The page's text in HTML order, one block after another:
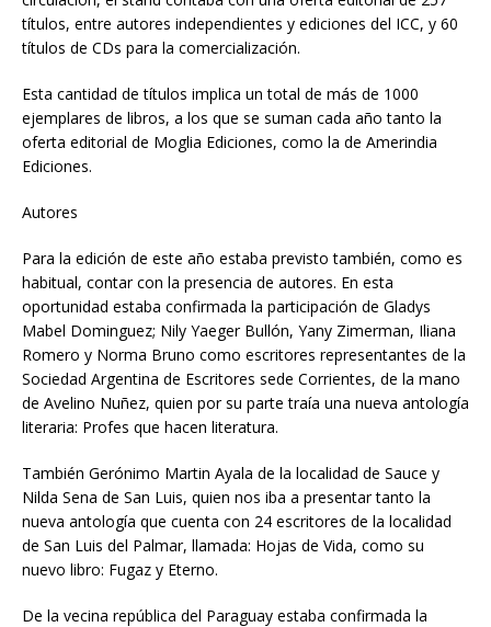
títulos, entre autores independientes y ediciones del ICC, y 60
títulos de CDs para la comercialización.
Esta cantidad de títulos implica un total de más de 1000
ejemplares de libros, a los que se suman cada año tanto la
oferta editorial de Moglia Ediciones, como la de Amerindia
Ediciones.
Autores
Para la edición de este año estaba previsto también, como es
habitual, contar con la presencia de autores. En esta
oportunidad estaba confirmada la participación de Gladys
Mabel Dominguez; Nily Yaeger Bullón, Yany Zimerman, Iliana
Romero y Norma Bruno como escritores representantes de la
Sociedad Argentina de Escritores sede Corrientes, de la mano
de Avelino Nuñez, quien por su parte traía una nueva antología
literaria: Profes que hacen literatura.
También Gerónimo Martin Ayala de la localidad de Sauce y
Nilda Sena de San Luis, quien nos iba a presentar tanto la
nueva antología que cuenta con 24 escritores de la localidad
de San Luis del Palmar, llamada: Hojas de Vida, como su
nuevo libro: Fugaz y Eterno.
De la vecina república del Paraguay estaba confirmada la